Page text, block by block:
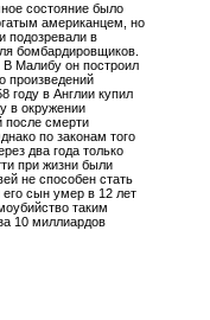
состояние было
американцем, но
подозревали в
бомбардировщиков.
В Малибу он построил
произведений
году в Англии купил
в окружении
после смерти
по законам того
два года только
при жизни были
не способен стать
сын умер в 12 лет
таким
10 миллиардов